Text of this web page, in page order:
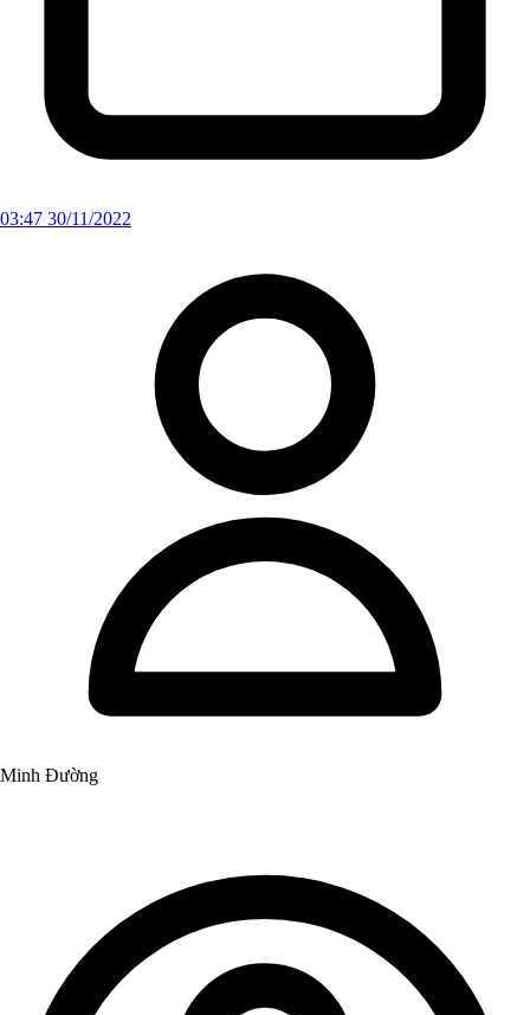
03:47 30/11/2022
Minh Đường